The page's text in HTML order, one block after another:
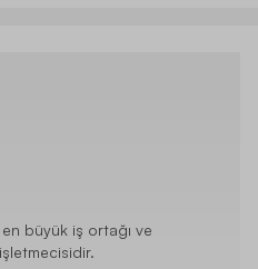
en büyük iş ortağı ve